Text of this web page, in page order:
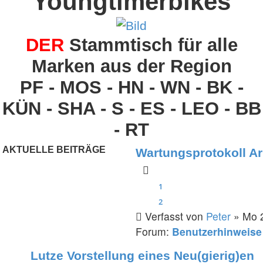
DERStammtisch für alle
Marken aus der Region
PF - MOS - HN - WN - BK -
KÜN - SHA - S - ES - LEO - BB
- RT
AKTUELLE BEITRÄGE Wartungsprotokoll
1
2
Verfasst von Peter » Mo
Forum: Benutzerhinweise
Lutze Vorstellung eines Neu(gierig)en